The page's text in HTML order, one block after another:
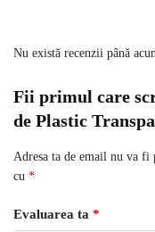
Nu există recenzii până
Fii primul care
de Plastic
Adresa ta de email nu va fi
cu *
Evaluarea ta *